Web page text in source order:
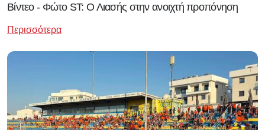
Βίντεο - Φώτο ST: Ο Λιασής στην ανοιχτή προπόνηση
Περισσότερα